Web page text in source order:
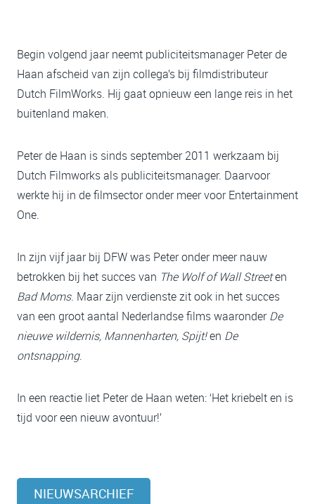
Begin volgend jaar neemt publiciteitsmanager Peter de
Haan afscheid van zijn collega’s bij filmdistributeur
Dutch FilmWorks. Hij gaat opnieuw een lange reis in het
buitenland maken.
Peter de Haan is sinds september 2011 werkzaam bij
Dutch Filmworks als publiciteitsmanager. Daarvoor
werkte hij in de filmsector onder meer voor Entertainment
One.
In zijn vijf jaar bij DFW was Peter onder meer nauw
betrokken bij het succes van The Wolf of Wall Streeten
Bad Moms. Maar zijn verdienste zit ook in het succes
van een groot aantal Nederlandse films waaronderDe
nieuwe wildernis, Mannenharten, Spijt!en De
ontsnapping.
In een reactie liet Peter de Haan weten: ‘Het kriebelt en is
tijd voor een nieuw avontuur!’
NIEUWSARCHIEF